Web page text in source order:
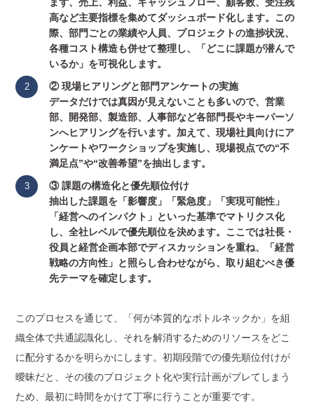
高など主要指標を集めてダッシュボード化します。この
際、部門ごとの業績や人員、プロジェクトの進捗状況、
各種コスト構造も併せて整理し、「どこに課題が潜んで
いるか」を可視化します。
② 現場ヒアリングと部門アンケートの実施
データだけでは真因が見えないことも多いので、営業
部、開発部、製造部、人事部など各部門長やキーパーソ
ンへヒアリングを行います。加えて、現場社員向けにア
ンケートやワークショップを実施し、現場視点での“不
満足点”や“改善希望”を抽出します。
③ 課題の構造化と優先順位付け
抽出した課題を「影響度」「緊急度」「実現可能性」
「経営へのインパクト」といった基準でマトリクス化
し、全社レベルで優先順位を決めます。ここでは社長・
役員と経営企画本部でディスカッションを重ね、「経営
戦略の方向性」と照らし合わせながら、取り組むべき優
先テーマを確定します。
このプロセスを通じて、「何が本質的なボトルネックか」を組
織全体で共通認識化し、それを解消するためのリソースをどこ
に配分するかを明らかにします。初期段階での優先順位付けが
曖昧だと、その後のプロジェクト化や実行計画がブレてしまう
ため、最初に時間をかけて丁寧に行うことが重要です。